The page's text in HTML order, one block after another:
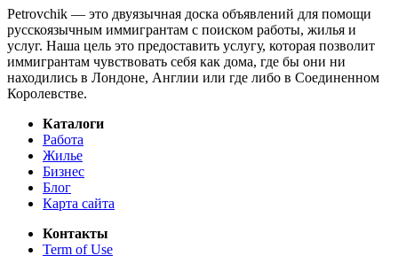
Petrovchik — это двуязычная доска объявлений для помощи
русскоязычным иммигрантам с поиском работы, жилья и
услуг. Наша цель это предоставить услугу, которая позволит
иммигрантам чувствовать себя как дома, где бы они ни
находились в Лондоне, Англии или где либо в Соединенном
Королевстве.
Каталоги
Работа
Жилье
Бизнес
Блог
Карта сайта
Контакты
Term of Use